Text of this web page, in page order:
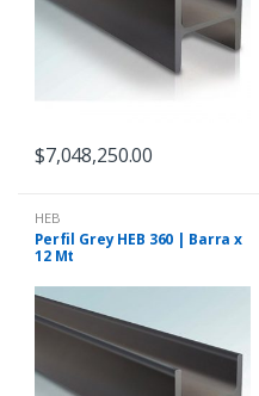
$7,048,250.00
HEB
Perfil Grey HEB 360 | Barra x
12 Mt